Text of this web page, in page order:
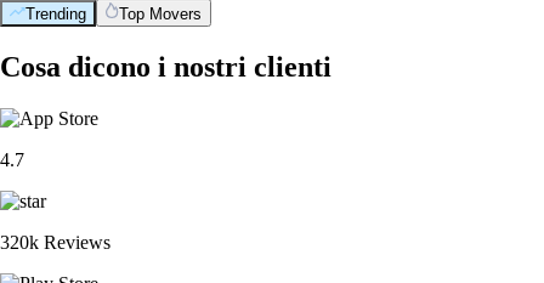
Trending Top Movers
Cosa dicono i nostri clienti
4.7
320k Reviews